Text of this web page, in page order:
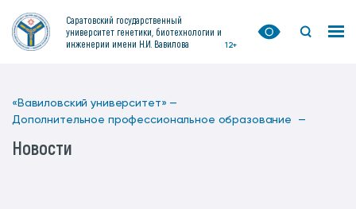
Саратовский государственный
университет генетики, биотехнологии и
инженерии имени Н.И. Вавилова
12+
«Вавиловский университет» —
Дополнительное профессиональное образование —
Новости